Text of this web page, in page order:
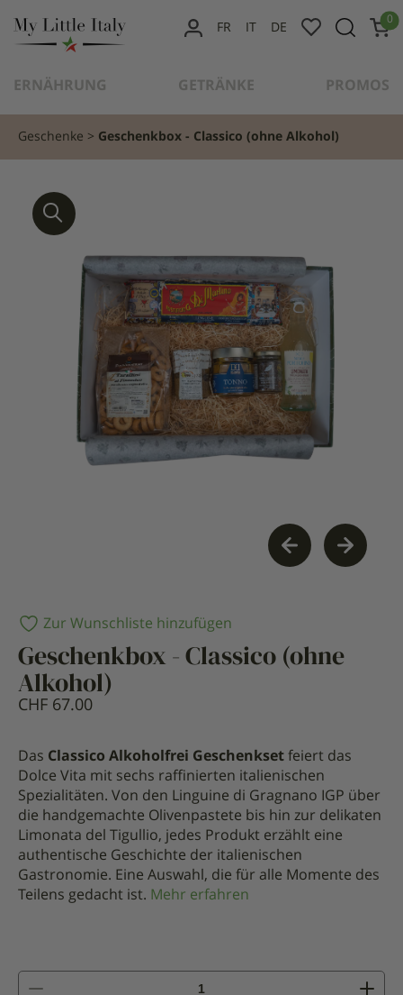
ERNÄHRUNG GETRÄNKE PROMOS
FR DE
0
Geschenke Geschenkbox - Classico (ohne Alkohol)
Zur Wunschliste hinzufügen
Geschenkbox - Classico (ohne
Alkohol)
CHF 67.00
Das Classico Alkoholfrei Geschenkset feiert das
Dolce Vita mit sechs raffinierten italienischen
Spezialitäten. Von den Linguine di Gragnano IGP über
die handgemachte Olivenpastete bis hin zur delikaten
Limonata del Tigullio, jedes Produkt erzählt eine
authentische Geschichte der italienischen
Gastronomie. Eine Auswahl, die für alle Momente des
Teilens gedacht ist. Mehr erfahren